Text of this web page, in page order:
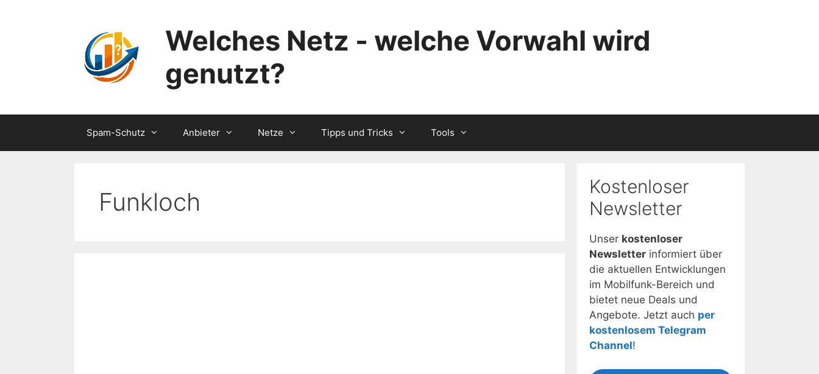
Welches Netz - welche Vorwahl wird
genutzt?
Spam-Schutz Anbieter Netze Tipps und Tricks Tools
Funkloch
Kostenloser
Newsletter
Unser kostenloser
Newsletter informiert über
die aktuellen Entwicklungen
im Mobilfunk-Bereich und
bietet neue Deals und
Angebote. Jetzt auch per
kostenlosem Telegram
Channel!